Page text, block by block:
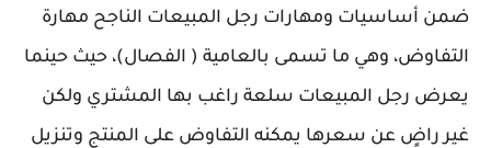
ضمن أساسيات ومهارات رجل المبيعات الناجح مهارة
التفاوض، وهي ما تسمى بالعامية ( الفصال)، حيث حينما
يعرض رجل المبيعات سلعة راغب بها المشتري ولكن
غير راضٍ عن سعرها يمكنه التفاوض على المنتج وتنزيل